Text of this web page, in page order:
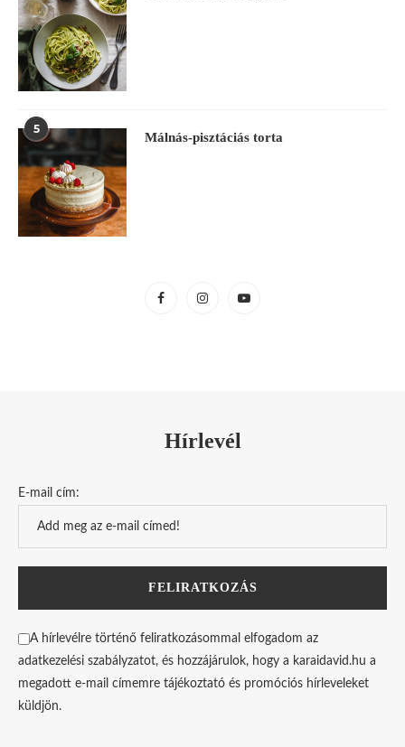
5
Málnás-pisztáciás torta
Hírlevél
E-mail cím:
A hírlevélre történő feliratkozásommal elfogadom az
adatkezelési szabályzatot, és hozzájárulok, hogy a karaidavid.hu a
megadott e-mail címemre tájékoztató és promóciós hírleveleket
küldjön.